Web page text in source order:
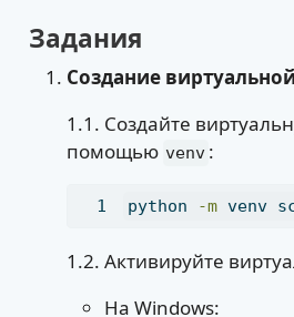
Задания
Создание
1.1. Создайте
помощью venv :
python -m venv
1.2. Активируйте
На Windows: